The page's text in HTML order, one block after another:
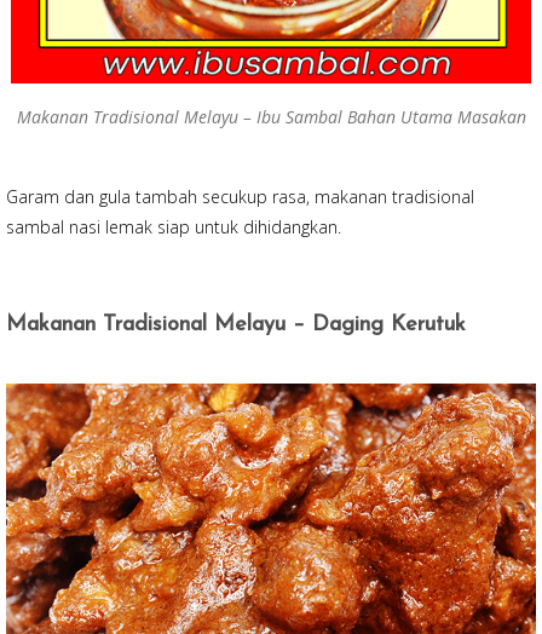
Makanan Tradisional Melayu – Ibu Sambal Bahan Utama Masakan
Garam dan gula tambah secukup rasa, makanan tradisional
sambal nasi lemak siap untuk dihidangkan.
Makanan Tradisional Melayu – Daging Kerutuk